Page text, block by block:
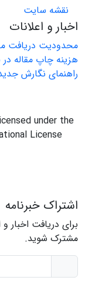
نقشه سایت
اخبار و اعلانات
محدودیت دریافت
هزینه چاپ مقاله
راهنمای نگارش
under the
License
اشتراک خبرنامه
برای دریافت اخبار
مشترک شوید.